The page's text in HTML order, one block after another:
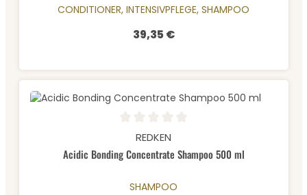
CONDITIONER, INTENSIVPFLEGE, SHAMPOO
Regulärer Preis:
39,35 €
Durchschnittliche Bewertung von 0 von 5 Sternen
REDKEN
Acidic Bonding Concentrate Shampoo 500 ml
SHAMPOO